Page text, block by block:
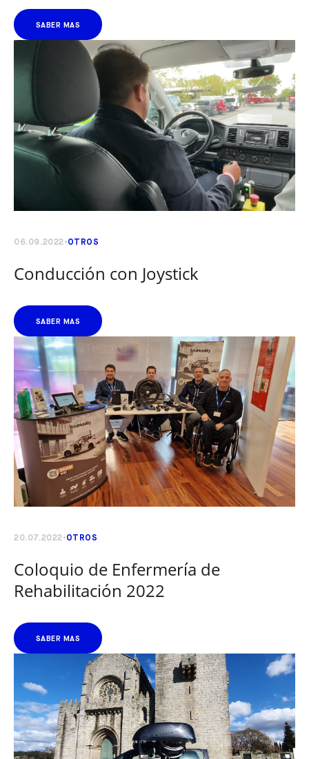
SABER MAS
06.09.2022 OTROS
Conducción con Joystick
SABER MAS
20.07.2022 OTROS
Coloquio de Enfermería de
Rehabilitación 2022
SABER MAS